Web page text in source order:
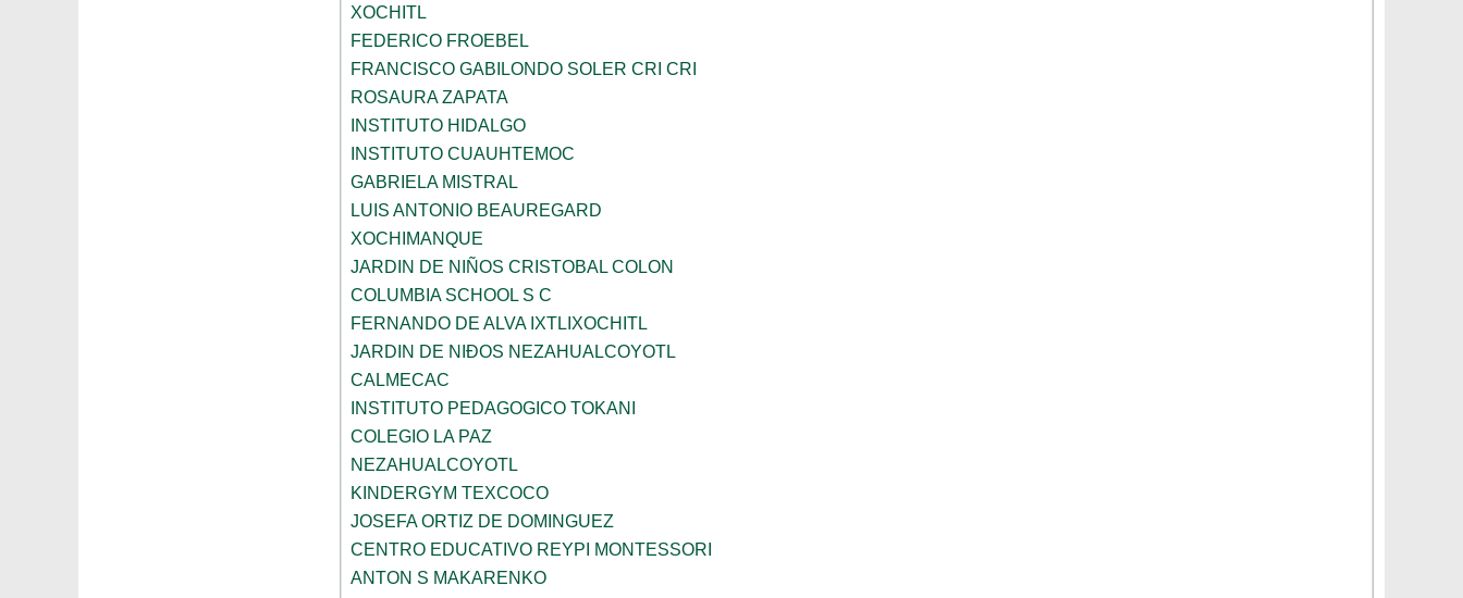
XOCHITL
FEDERICO FROEBEL
FRANCISCO GABILONDO SOLER CRI CRI
ROSAURA ZAPATA
INSTITUTO HIDALGO
INSTITUTO CUAUHTEMOC
GABRIELA MISTRAL
LUIS ANTONIO BEAUREGARD
XOCHIMANQUE
JARDIN DE NIÑOS CRISTOBAL COLON
COLUMBIA SCHOOL S C
FERNANDO DE ALVA IXTLIXOCHITL
JARDIN DE NIÐOS NEZAHUALCOYOTL
CALMECAC
INSTITUTO PEDAGOGICO TOKANI
COLEGIO LA PAZ
NEZAHUALCOYOTL
KINDERGYM TEXCOCO
JOSEFA ORTIZ DE DOMINGUEZ
CENTRO EDUCATIVO REYPI MONTESSORI
ANTON S MAKARENKO